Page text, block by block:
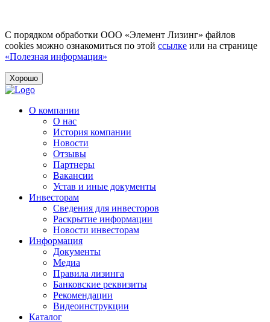
С порядком обработки ООО «Элемент Лизинг» файлов
cookies можно ознакомиться по этой ссылке или на странице
«Полезная информация»
Хорошо
О компании
О нас
История компании
Новости
Отзывы
Партнеры
Вакансии
Устав и иные документы
Инвесторам
Сведения для инвесторов
Раскрытие информации
Новости инвесторам
Информация
Документы
Медиа
Правила лизинга
Банковские реквизиты
Рекомендации
Видеоинструкции
Каталог